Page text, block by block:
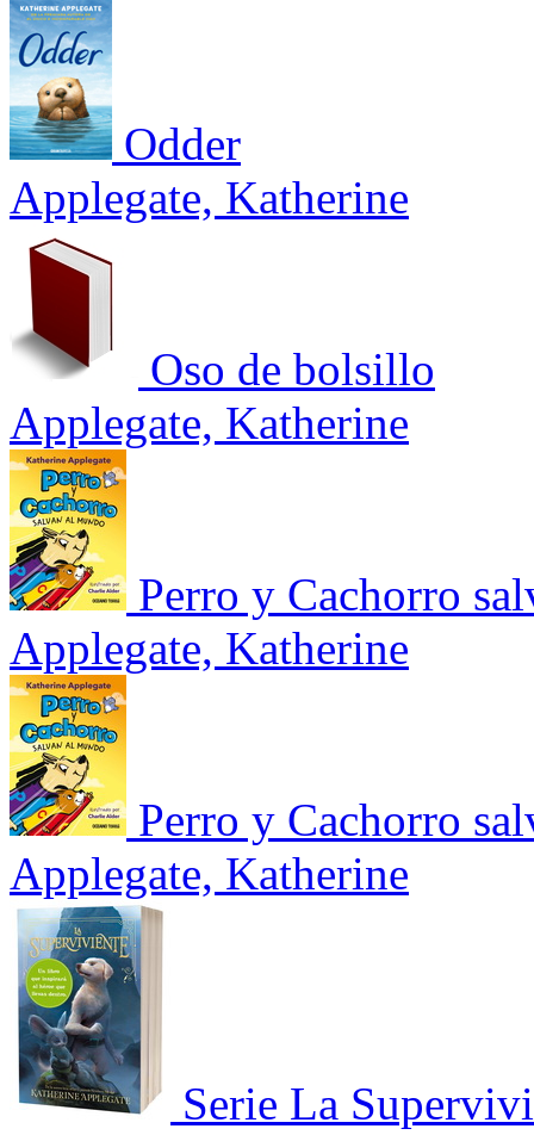
Odder
Applegate, Katherine
Oso de bolsillo
Applegate, Katherine
Perro y Cachorro
Applegate, Katherine
Perro y Cachorro
Applegate, Katherine
Serie La